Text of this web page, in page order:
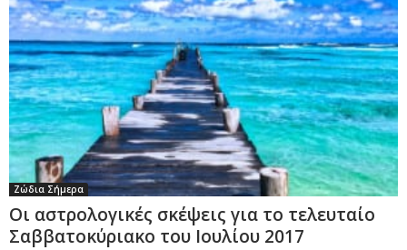
Ζώδια Σήμερα
Οι αστρολογικές σκέψεις για το τελευταίο
Σαββατοκύριακο του Ιουλίου 2017